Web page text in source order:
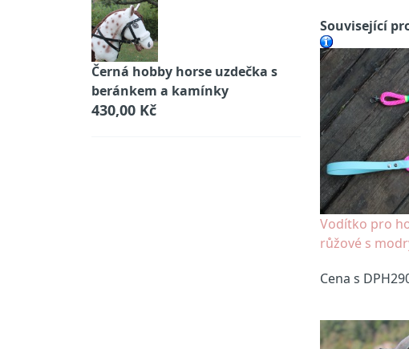
Černá hobby horse uzdečka s
beránkem a kamínky
430,00 Kč
Související
Vodítko pro
růžové s
Cena s DPH